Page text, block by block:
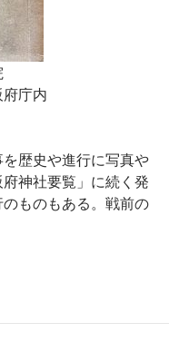
庁内
歴史や進行に写真や
神社要覧」に続く発
ものもある。戦前の
神事